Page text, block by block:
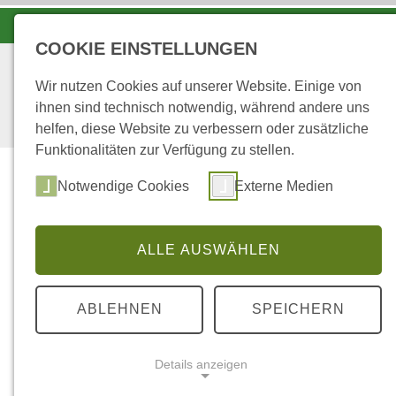
STARTSEITE ... LEHRPFADE
Lehrpfade
COOKIE EINSTELLUNGEN
Wir nutzen Cookies auf unserer Website. Einige von
ihnen sind technisch notwendig, während andere uns
helfen, diese Website zu verbessern oder zusätzliche
Funktionalitäten zur Verfügung zu stellen.
Notwendige Cookies Externe Medien
ALLE AUSWÄHLEN
ABLEHNEN SPEICHERN
Details anzeigen